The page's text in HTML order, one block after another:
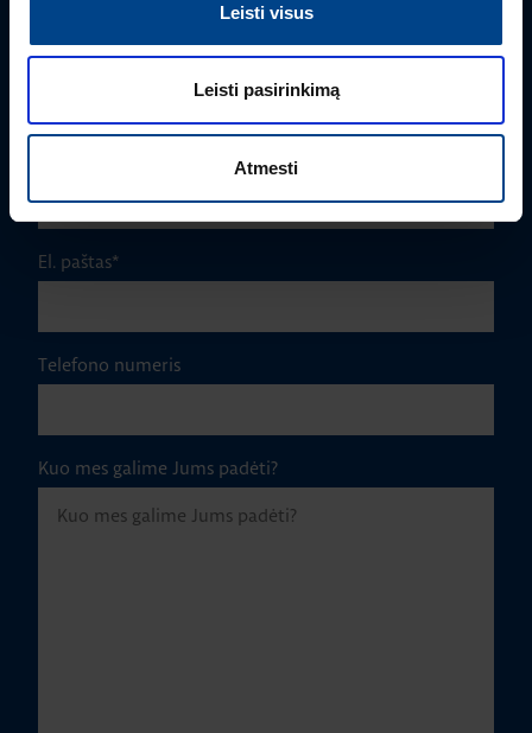
Leisti visus
Leisti pasirinkimą
Atmesti
Pavardė*
El. paštas*
Telefono numeris
Kuo mes galime Jums padėti?